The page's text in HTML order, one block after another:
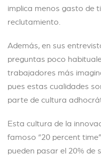
implica menos gasto de
reclutamiento.
Además, en sus
preguntas poco
trabajadores más
pues estas cualidades
parte de cultura
Esta cultura de la
famoso “20 percent
pueden pasar el 20% de